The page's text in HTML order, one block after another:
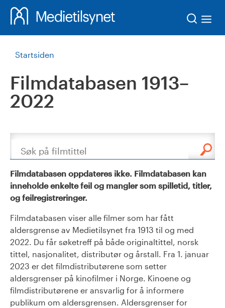
Startsiden
Filmdatabasen 1913–
2022
Søk
Filmdatabasen oppdateres ikke. Filmdatabasen kan
inneholde enkelte feil og mangler som spilletid, titler,
og feilregistreringer.
Filmdatabasen viser alle filmer som har fått
aldersgrense av Medietilsynet fra 1913 til og med
2022. Du får søketreff på både originaltittel, norsk
tittel, nasjonalitet, distributør og årstall. Fra 1. januar
2023 er det filmdistributørene som setter
aldersgrenser på kinofilmer i Norge. Kinoene og
filmdistributørene er ansvarlig for å informere
publikum om aldersgrensen. Aldersgrenser for